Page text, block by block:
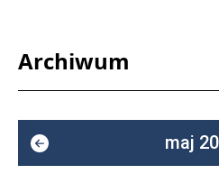
Archiwum
maj